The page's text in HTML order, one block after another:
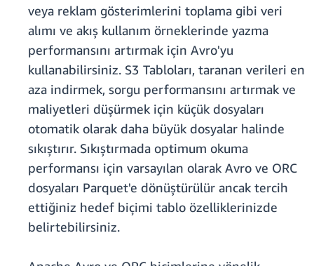
veya reklam gösterimlerini toplama gibi veri
alımı ve akış kullanım örneklerinde yazma
performansını artırmak için Avro'yu
kullanabilirsiniz. S3 Tabloları, taranan verileri en
aza indirmek, sorgu performansını artırmak ve
maliyetleri düşürmek için küçük dosyaları
otomatik olarak daha büyük dosyalar halinde
sıkıştırır. Sıkıştırmada optimum okuma
performansı için varsayılan olarak Avro ve ORC
dosyaları Parquet'e dönüştürülür ancak tercih
ettiğiniz hedef biçimi tablo özelliklerinizde
belirtebilirsiniz.